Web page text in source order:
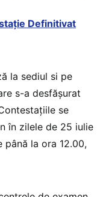
Definitivat
la sediul si pe
s-a desfășurat
se
în zilele de 25 iulie
la ora 12.00,